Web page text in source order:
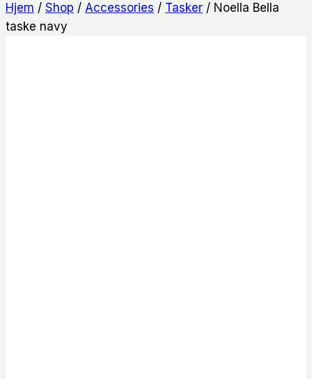
Hjem / Shop / Accessories / Tasker / Noella Bella
taske navy